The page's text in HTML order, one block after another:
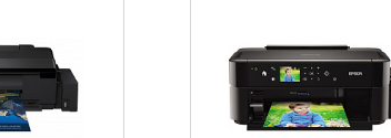
УТОЧНИТЬ НАЛИЧИЕ